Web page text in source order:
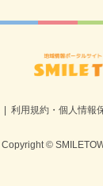
利用規約・個人情報
Copyright©